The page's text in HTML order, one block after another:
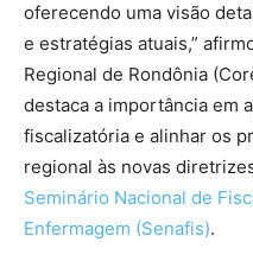
oferecendo uma visão
e estratégias atuais,”
Regional de Rondônia
destaca a importância em
fiscalizatória e alinhar os
regional às novas
Seminário Nacional de
Enfermagem (Senafis).